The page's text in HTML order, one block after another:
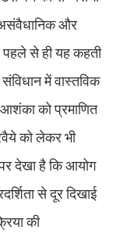
असंवैधानिक और
पहले से ही यह कहती
में वास्तविक
को प्रमाणित
को लेकर भी
देखा है कि आयोग
से दूर दिखाई
की